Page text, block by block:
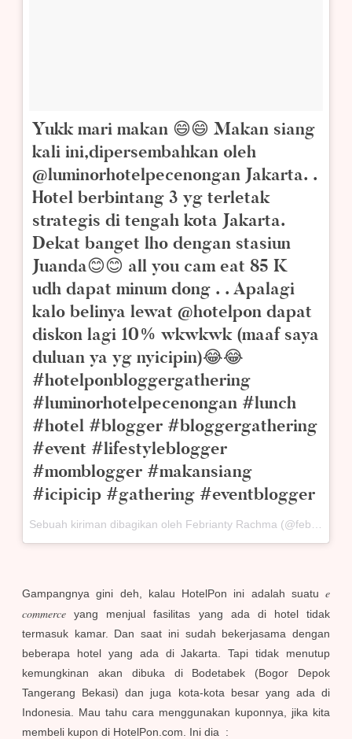
Yukk mari makan 😄😄 Makan siang
kali ini,dipersembahkan oleh
@luminorhotelpecenongan Jakarta. .
Hotel berbintang 3 yg terletak
strategis di tengah kota Jakarta.
Dekat banget lho dengan stasiun
Juanda😊😊 all you cam eat 85 K
udh dapat minum dong . . Apalagi
kalo belinya lewat @hotelpon dapat
diskon lagi 10% wkwkwk (maaf saya
duluan ya yg nyicipin)😂😂
#hotelponbloggergathering
#luminorhotelpecenongan #lunch
#hotel #blogger #bloggergathering
#event #lifestyleblogger
#momblogger #makansiang
#icipicip #gathering #eventblogger
Gampangnya gini deh, kalau HotelPon ini adalah suatu e
commerce yang menjual fasilitas yang ada di hotel tidak
termasuk kamar. Dan saat ini sudah bekerjasama dengan
beberapa hotel yang ada di Jakarta. Tapi tidak menutup
kemungkinan akan dibuka di Bodetabek (Bogor Depok
Tangerang Bekasi) dan juga kota-kota besar yang ada di
Indonesia. Mau tahu cara menggunakan kuponnya, jika kita
membeli kupon di HotelPon.com. Ini dia :